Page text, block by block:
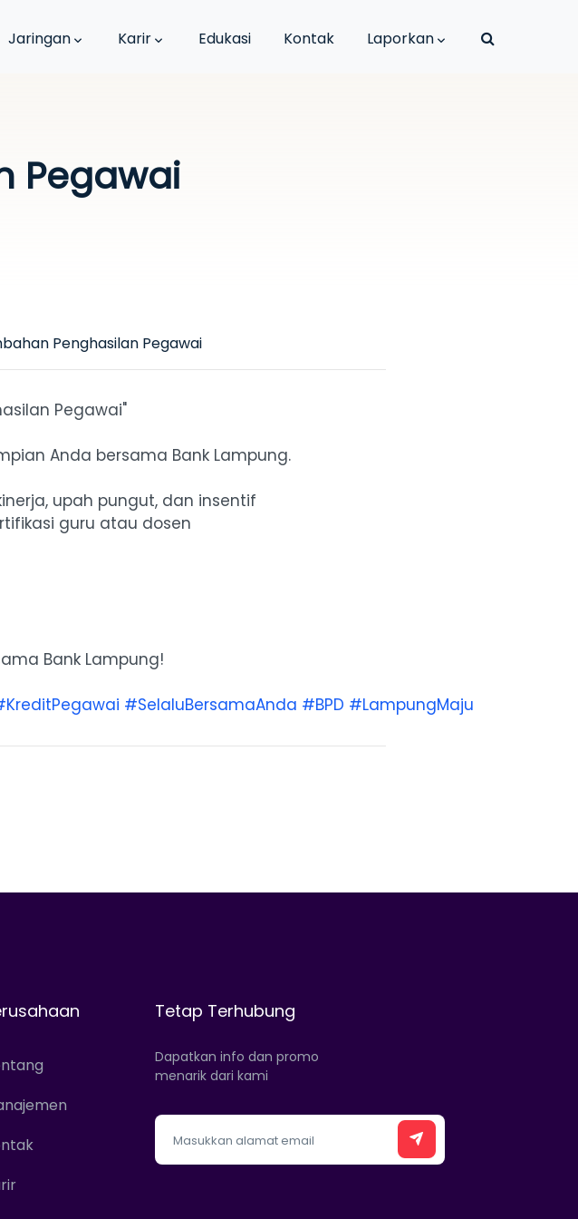
Jaringan Karir Edukasi Kontak Laporkan
Pegawai
Pegawai"
Anda bersama Bank Lampung.
upah pungut, dan insentif
guru atau dosen
Bank Lampung!
#SelaluBersamaAnda #BPD #LampungMaju
Tetap Terhubung
Dapatkan info dan promo
menarik dari kami